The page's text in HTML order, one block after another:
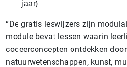
jaar)
“De gratis leswijzers zijn
module bevat lessen waarin
codeerconcepten ontdekken
natuurwetenschappen, kunst,